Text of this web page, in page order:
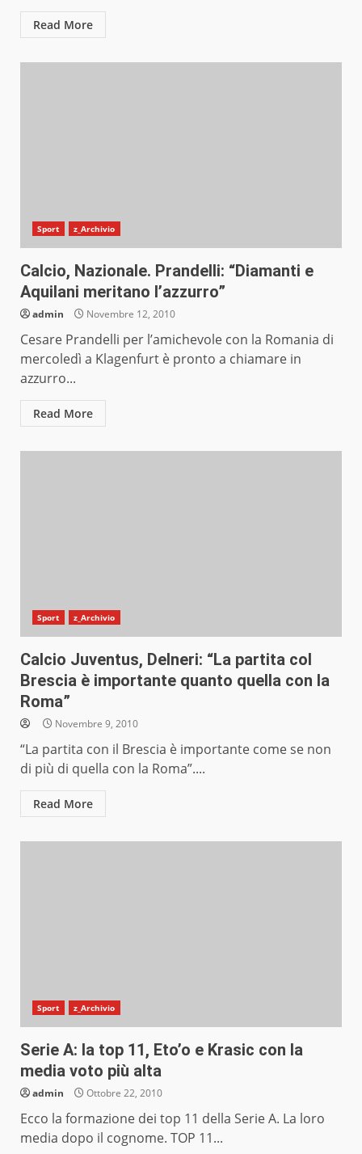
Read More
Sport z_Archivio
Calcio, Nazionale. Prandelli: “Diamanti e
Aquilani meritano l’azzurro”
admin Novembre 12, 2010
Cesare Prandelli per l’amichevole con la Romania di
mercoledì a Klagenfurt è pronto a chiamare in
azzurro...
Read More
Sport z_Archivio
Calcio Juventus, Delneri: “La partita col
Brescia è importante quanto quella con la
Roma”
Novembre 9, 2010
“La partita con il Brescia è importante come se non
di più di quella con la Roma”....
Read More
Sport z_Archivio
Serie A: la top 11, Eto’o e Krasic con la
media voto più alta
admin Ottobre 22, 2010
Ecco la formazione dei top 11 della Serie A. La loro
media dopo il cognome. TOP 11...